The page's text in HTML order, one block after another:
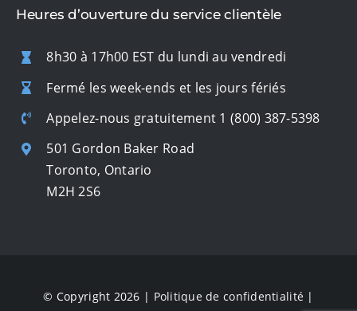
Heures d’ouverture du service clientèle
8h30 à 17h00 EST du lundi au vendredi
Fermé les week-ends et les jours fériés
Appelez-nous gratuitement 1 (800) 387-5398
501 Gordon Baker Road
Toronto, Ontario
M2H 2S6
© Copyright 2026 | Politique de confidentialité |